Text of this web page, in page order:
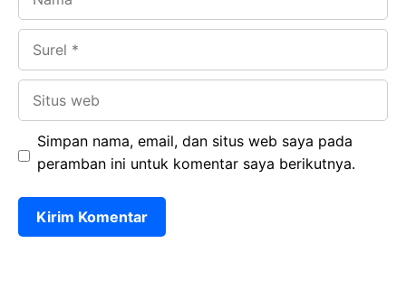
Simpan nama, email, dan situs web saya pada
peramban ini untuk komentar saya berikutnya.